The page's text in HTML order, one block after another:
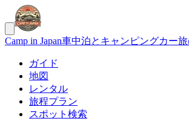
Camp in Japan車中泊とキャンピングカー
ガイド
地図
レンタル
旅程プラン
スポット検索